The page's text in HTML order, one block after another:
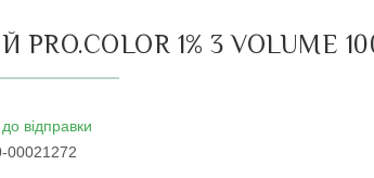
1% 3 VOLUME
відправки
00021272